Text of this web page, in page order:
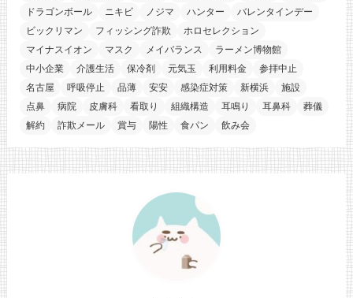
ドラゴンボール
ニキビ ノジマ ハンター
バレンタインデー
ビックリマン
フィッシング詐欺
ホロセレクション
マイナスイオン
マスク メイバランス
ラーメン博物館
中小企業
介護生活 保冷剤 元気玉 利用料金
参拝中止
名古屋
呼吸停止 品薄 安安 感染症対策 新横浜
施設
点鼻
病院 皮膚科 看取り 組織構造 耳鳴り 耳鼻科
葬儀
解約
詐欺メール 賞与 陽性 食パン 飲み会